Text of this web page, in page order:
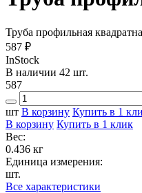
Труба профильная
587 ₽
InStock
В наличии 42 шт.
587
шт В корзину Купить в 1
В корзину Купить в 1 клик
Вес:
0.436 кг
Единица измерения:
шт.
Все характеристики